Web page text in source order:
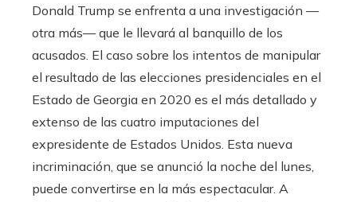
Donald Trump se enfrenta a una investigación —
otra más— que le llevará al banquillo de los
acusados. El caso sobre los intentos de manipular
el resultado de las elecciones presidenciales en el
Estado de Georgia en 2020 es el más detallado y
extenso de las cuatro imputaciones del
expresidente de Estados Unidos. Esta nueva
incriminación, que se anunció la noche del lunes,
puede convertirse en la más espectacular. A